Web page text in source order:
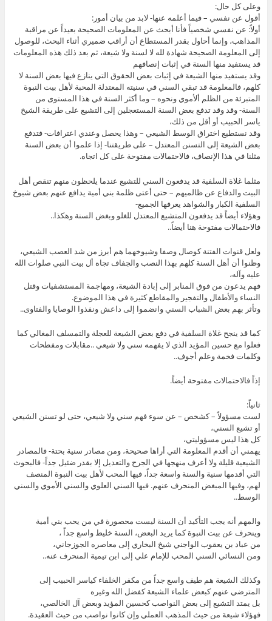
وعلى كل حال:
أقول عن نفسي – فيما أعلمه عنها- لابد من بيان أمور:
أولاً: عن نفسي شخصياً فأنا أبحث عن المعلومات الصحيحة بعيداً عن مراقبة
المذاهب، وإنما أحاول بقدر المستطاع أن أراقب ضميري أثناء البحث، للوصول
إلى المعلومة الصحيحة شهادة لله لا لسنة ولا شيعة، ثم بعد ذلك هذه المعلومات
قد يستفيد منها السنة في إثبات إنصافهم
وقد يستفيد منها الشيعة في إثبات بعض الحقوق التي ينازع فيها بعض السنة لا
كلهم، فالمعلومة قد تبقي السني في سنيته المعتدلة المحبة لأهل بيت النبوة
المتبرئة من الظلم ألأموي ونحوه – وما أكثر السنة في هذا المستوى من
السنة- وقد وقد تدفع بعض السنة المستعجلين إلى التشيع على طريقة الشيخ
ياسر الحبيب أو أقل من ذلك،
وقد نستطيع اختراق الوسط الشيعي – وهذا يحصل وعندي اعترافات- فتدفع
بعض الشيعة إلى التسنن المعتدل – على طريقتنا- إذا علموا أن بعض السنة
مثلنا في هذا الإنصاف، فالاحتمالات مفتوحة على كل اتجاه.
مثلما غلاة السلفية قد يدفعون السني للتشيع عندما يلحظون منهم تنقص أهل
البيت والدفاع عن ظالميهم – حتى أعتى ظلمة بني أمية يدافع عنهم بعض شيوخ
السلفية الكبار والشواهد يعرفها الجميع-
وهؤلاء أيضاً قد يدفعون المتشيع المعتدل للغلو وبغض السنة وهكذا..
فالاحتمالات مفتوحة هنا أيضاً..
ولعل قنوات الفتنة كوصال وصفا وشيوخهما هم أبرز من شد العصب الشيعي،
وظنوا أن أهل السنة كلهم بهذا النصب والجفاف تجاه أل بيت النبي صلوات الله
عليه وآله،
فهم يدعون من فوق المنابر إلى إبادة الشيعة، ومهاجمة المستشفيات وقتل
النساء والأطفال والتفجير والمقاطع كثيرة في هذا الموضوع.
وتأثر بهم بعض الشباب السني وانضموا إلى داعش ونفذوا الوصايا والفتاوى..
كما قد ينجح غلاة السلفية في دفع بعض الشيعة للعجلة والتمسلف المغالي كما
فعلوا مع حسين المؤيد الذي لا يفهمه سني ولا شيعي ..مقابلات ومفطحات
وكلمات فخمة وعلم أجوف..
إذاً فالاحتمالات مفتوحة أيضاً.
ثانياً:
لست مسؤولاً – كشخص – عن سوء فهم سني ولا شيعي، حتى لو تسنن الشيعي
أو تشيع السني،
كل هذا ليس مسؤوليتي،
يهمني أن أقدم المعلومة التي أراها صحيحة، ومن مصادر سنية بحتة- فالمصادر
الشيعية قليلة ولا أعرف منهجها في الجرح والتعديل إلا بقدر ضئيل جداً- فالبحوث
التي أقدمها سنية والسنة واسعة جداً، فيها المحب لأهل بيت النبوة المنصف
لهم، وفيها المبغض المنحرف عنهم. فيها السني العلوي والسني الأموي والسني
الوسط..
والمهم أنه يجب التأكيد أن السنة ليست محصورة في من يحب بني أمية
وينحرف عن بيت النبوة كما يريد البعض، السنة خليط واسع جداً ،
من عباد بن يعقوب الواجني شيخ البخاري إلى معاصره الجوزجاني،
ومن النسائي السني المحب للإمام علي إلى ابن تيمية المنحرف عنه..
وكذلك الشيعة هم طيف واسع جداً من مكفر الخلفاء كياسر الحبيب إلى
المترضي عنهم كبعض علماء الشيعة كفضل الله وغيره
بل يمتد التشيع إلى بعض النواصب كحسين المؤيد وبعض آل الخالصي،
فهؤلاء شيعة من حيث المذهب العملي وإن كانوا نواصب من حيث العقيدة.